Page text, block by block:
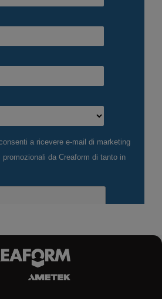
braccio HandyPROBE & Software
montati su robot per il controllo